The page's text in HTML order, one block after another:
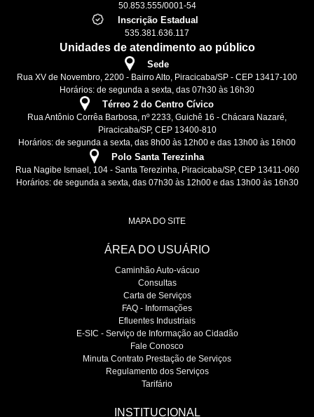
50.853.555/0001-54
Inscrição Estadual
535.381.636.117
Unidades de atendimento ao público
Sede
Rua XV de Novembro, 2200 - Bairro Alto, Piracicaba/SP - CEP 13417-100
Horários: de segunda a sexta, das 07h30 às 16h30
Térreo 2 do Centro Cívico
Rua Antônio Corrêa Barbosa, nº 2233, Guichê 16 - Chácara Nazaré,
Piracicaba/SP, CEP 13400-810
Horários: de segunda a sexta, das 8h00 às 12h00 e das 13h00 às 16h00
Polo Santa Terezinha
Rua Nagibe Ismael, 104 - Santa Terezinha, Piracicaba/SP, CEP 13411-060
Horários: de segunda a sexta, das 07h30 às 12h00 e das 13h00 às 16h30
MAPA DO SITE
ÁREA DO USUÁRIO
Caminhão Auto-vácuo
Consultas
Carta de Serviços
FAQ - Informações
Efluentes Industriais
E-SIC - Serviço de Informação ao Cidadão
Fale Conosco
Minuta Contrato Prestação de Serviços
Regulamento dos Serviços
Tarifário
INSTITUCIONAL